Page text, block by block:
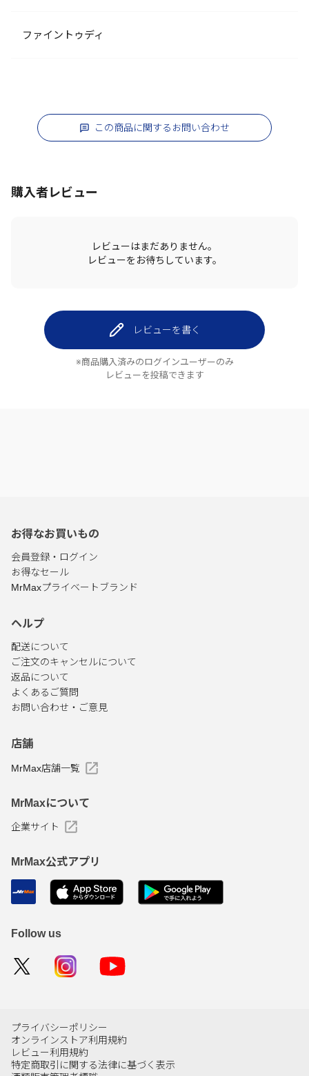
ファイントゥディ
この商品に関するお問い合わせ
購入者レビュー
レビューはまだありません。
レビューをお待ちしています。
レビューを書く
※商品購入済みのログインユーザーのみ
レビューを投稿できます
お得なお買いもの
会員登録・ログイン
お得なセール
MrMaxプライベートブランド
ヘルプ
配送について
ご注文のキャンセルについて
返品について
よくあるご質問
お問い合わせ・ご意見
店舗
MrMax店舗一覧
MrMaxについて
企業サイト
MrMax公式アプリ
Follow us
プライバシーポリシー
オンラインストア利用規約
レビュー利用規約
特定商取引に関する法律に基づく表示